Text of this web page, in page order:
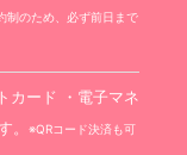
制のため、必ず前日まで
カード ・電子マネ
。
※QRコード決済も可